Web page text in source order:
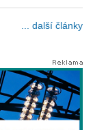
... další články